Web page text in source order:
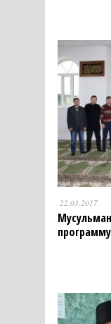
22.03.2017